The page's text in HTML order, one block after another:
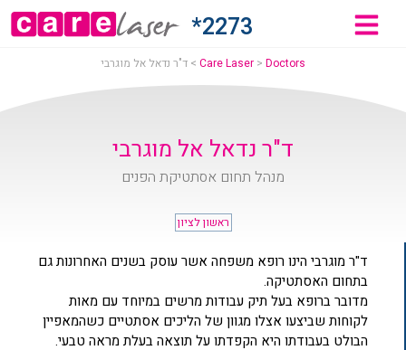
ד"ר
אל
Care
Laser
2273*
Care Laser > Doctors
> ד"ר נדאל אל מוגרבי
ד"ר נדאל אל מוגרבי
מנהל תחום אסתטיקת הפנים
ראשון לציון
ד"ר מוגרבי הינו רופא משפחה אשר עוסק בשנים האחרונות גם
בתחום האסתטיקה.
מדובר ברופא בעל תיק עבודות מרשים במיוחד עם מאות
לקוחות שביצעו אצלו מגוון של הליכים אסתטיים כשהמאפיין
הבולט בעבודתו היא הקפדתו על תוצאה בעלת מראה טבעי.